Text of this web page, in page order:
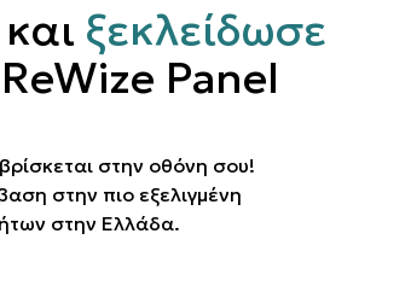
ξεκλείδωσε
Panel
στην οθόνη σου!
στην πιο εξελιγμένη
στην Ελλάδα.